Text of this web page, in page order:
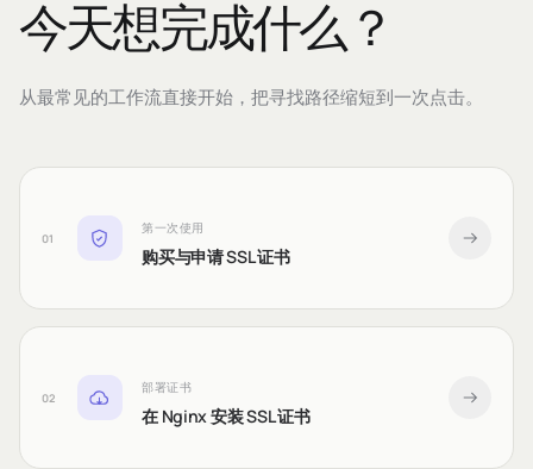
今天想完成什么？
从最常见的工作流直接开始，把寻找路径缩短到一次点击。
01
第一次使用
购买与申请 SSL 证书
02
部署证书
在 Nginx 安装 SSL 证书